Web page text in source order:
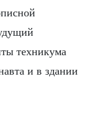
техникума
и в здании